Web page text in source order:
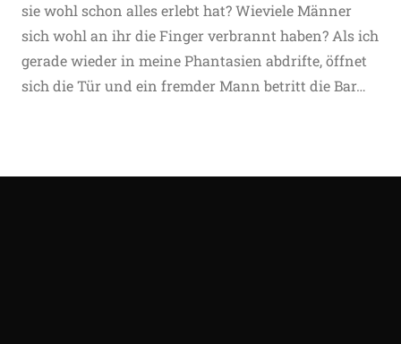
sie wohl schon alles erlebt hat? Wieviele Männer
sich wohl an ihr die Finger verbrannt haben? Als ich
gerade wieder in meine Phantasien abdrifte, öffnet
sich die Tür und ein fremder Mann betritt die Bar…